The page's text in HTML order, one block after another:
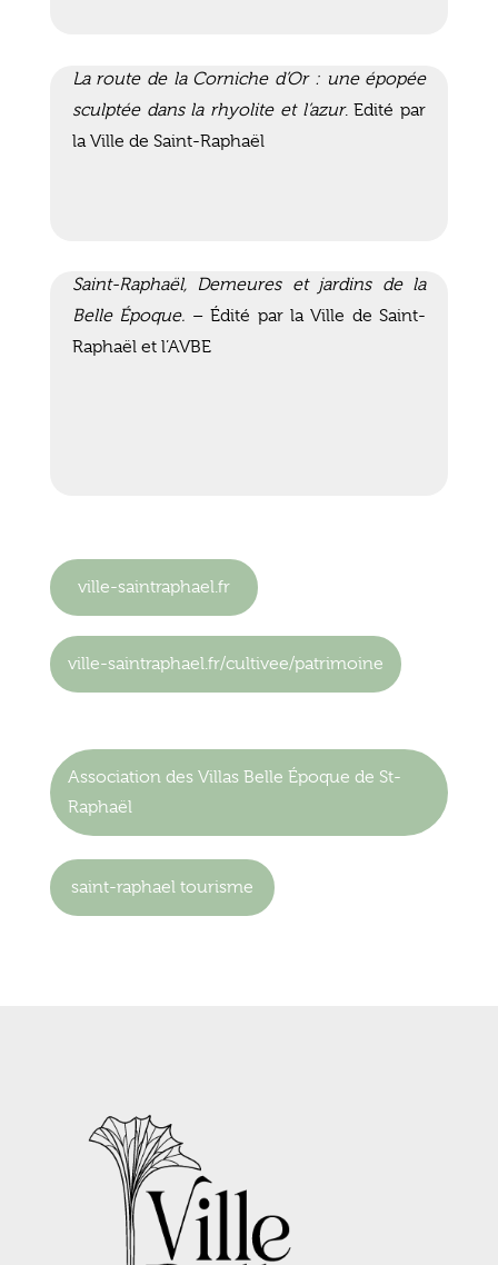
La route de la Corniche d’Or : une épopée
sculptée dans la rhyolite et l’azur. Edité par
la Ville de Saint-Raphaël
Saint-Raphaël, Demeures et jardins de la
Belle Époque. – Édité par la Ville de Saint-
Raphaël et l’AVBE
ville-saintraphael.fr
ville-saintraphael.fr/cultivee/patrimoine
Association des Villas Belle Époque de St-
Raphaël
saint-raphael tourisme